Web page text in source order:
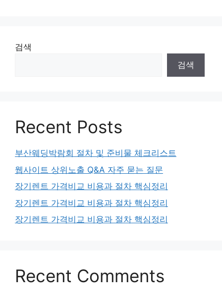
검색
검색
Recent Posts
부산웨딩박람회 절차 및 준비물 체크리스트
웹사이트 상위노출 Q&A 자주 묻는 질문
장기렌트 가격비교 비용과 절차 핵심정리
장기렌트 가격비교 비용과 절차 핵심정리
장기렌트 가격비교 비용과 절차 핵심정리
Recent Comments